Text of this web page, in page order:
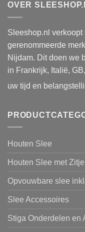
OVER
Sleeshop.nl
gerenommeerde
Nijdam. Dit doen we
in Frankrijk, Italië,
uw tijd en
Houten Slee
Houten Slee met Zitje
Opvouwbare slee
Slee Accessoires
Stiga Onderdelen en